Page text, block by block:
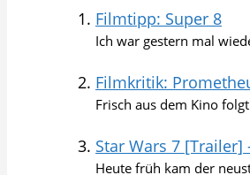
Filmtipp: Super 8
Ich war gestern mal
Filmkritik:
Frisch aus dem Kino
Star Wars 7 [Trailer]
Heute früh kam der